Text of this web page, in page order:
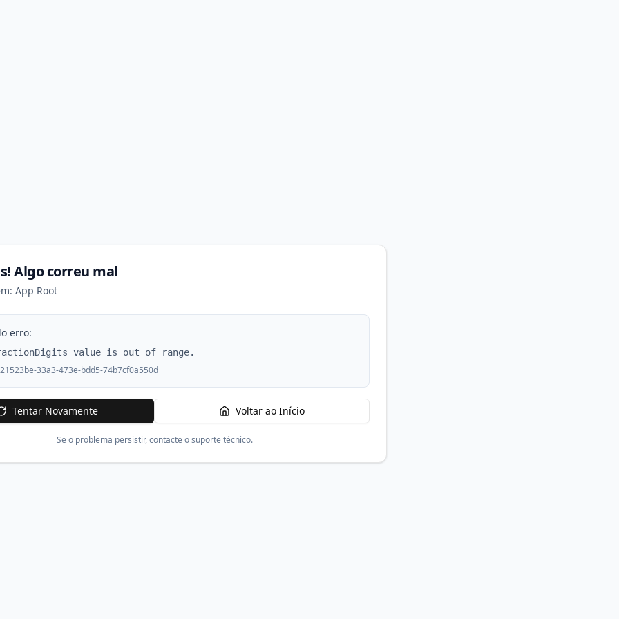
Algo correu mal
App Root
erro:
value is out of range.
33a3-473e-bdd5-74b7cf0a550d
Tentar Novamente Voltar ao Início
Se o problema persistir, contacte o suporte técnico.